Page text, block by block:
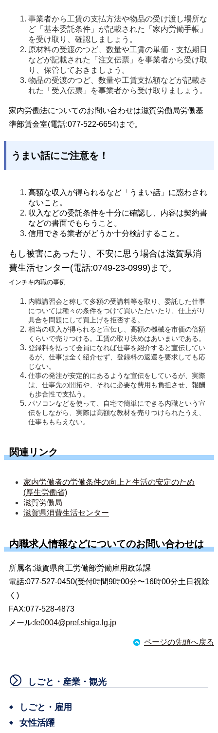
事業者から工賃の支払方法や物品の受け渡し場所な
ど「基本委託条件」が記載された「家内労働手帳」
を受け取り、確認しましょう。
原材料の受渡のつど、数量や工賃の単価・支払期日
などが記載された「注文伝票」を事業者から受け取
り、保管しておきましょう。
物品の受渡のつど、数量や工賃支払額などが記載さ
れた「受入伝票」を事業者から受け取りましょう。
家内労働法についてのお問い合わせは滋賀労働局労働基
準部賃金室(電話:077-522-6654)まで。
うまい話にご注意を！
高額な収入が得られるなど「うまい話」に惑わされ
ないこと。
収入などの委託条件を十分に確認し、内容は契約書
などの書面でもらうこと。
信用できる業者がどうか十分検討すること。
もし被害にあったり、不安に思う場合は滋賀県消
費生活センター(電話:0749-23-0999)まで。
インチキ内職の事例
内職講習会と称して多額の受講料等を取り、委託した仕事
については種々の条件をつけて買いたたいたり、仕上がり
具合を問題にして買上げを拒否する。
相当の収入が得られると宣伝し、高額の機械を市価の倍額
くらいで売りつける。工賃の取り決めはあいまいである。
登録料を払って会員になれば仕事を紹介すると宣伝してい
るが、仕事は全く紹介せず、登録料の返還を要求しても応
じない。
仕事の発注が安定的にあるような宣伝をしているが、実際
は、仕事先の開拓や、それに必要な費用も負担させ、報酬
も歩合性で支払う。
パソコンなどを使って、自宅で簡単にできる内職という宣
伝をしながら、実際は高額な教材を売りつけられたうえ、
仕事ももらえない。
関連リンク
家内労働者の労働条件の向上と生活の安定のため
(厚生労働省)
滋賀労働局
滋賀県消費生活センター
内職求人情報などについてのお問い合わせは
所属名:滋賀県商工労働部労働雇用政策課
電話:077-527-0450(受付時間9時00分〜16時00分土日祝除
く)
FAX:077-528-4873
メール:fe0004@pref.shiga.lg.jp
ページの先頭へ戻る
しごと・産業・観光
しごと・雇用
女性活躍